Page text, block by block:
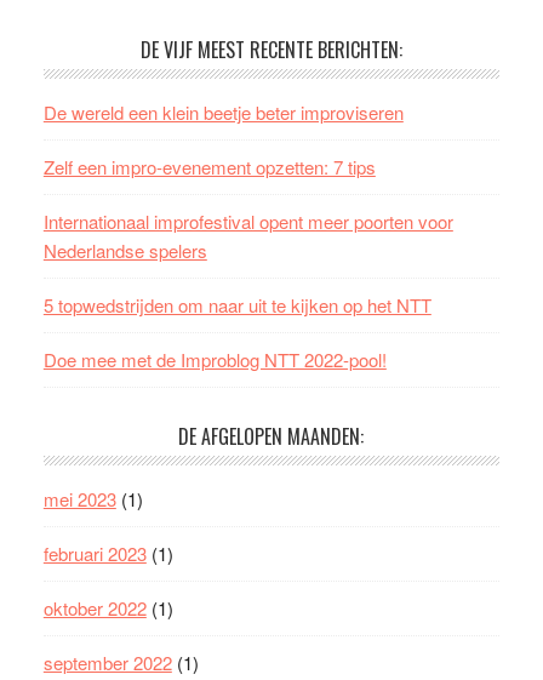
DE VIJF MEEST RECENTE BERICHTEN:
De wereld een klein beetje beter improviseren
Zelf een impro-evenement opzetten: 7 tips
Internationaal improfestival opent meer poorten voor
Nederlandse spelers
5 topwedstrijden om naar uit te kijken op het NTT
Doe mee met de Improblog NTT 2022-pool!
DE AFGELOPEN MAANDEN:
mei 2023(1)
februari 2023(1)
oktober 2022(1)
september 2022(1)